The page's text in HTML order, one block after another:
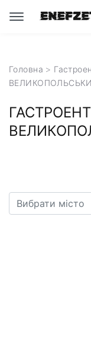
Головна >